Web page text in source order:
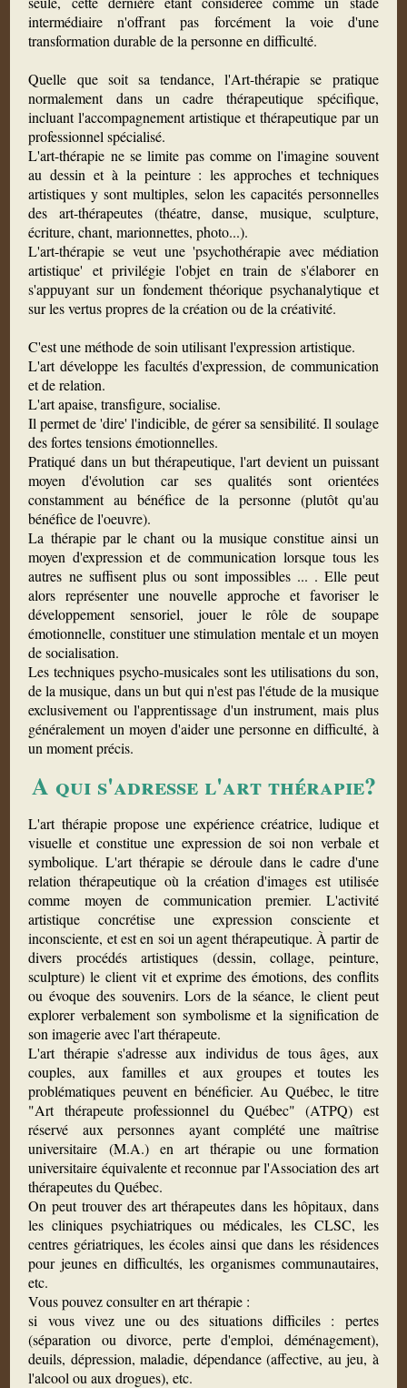
intermédiaire n'offrant pas forcément la voie d'une
transformation durable de la personne en difficulté.
Quelle que soit sa tendance, l'Art-thérapie se pratique
normalement dans un cadre thérapeutique spécifique,
incluant l'accompagnement artistique et thérapeutique par un
professionnel spécialisé.
L'art-thérapie ne se limite pas comme on l'imagine souvent
au dessin et à la peinture : les approches et techniques
artistiques y sont multiples, selon les capacités personnelles
des art-thérapeutes (théatre, danse, musique, sculpture,
écriture, chant, marionnettes, photo...).
L'art-thérapie se veut une 'psychothérapie avec médiation
artistique' et privilégie l'objet en train de s'élaborer en
s'appuyant sur un fondement théorique psychanalytique et
sur les vertus propres de la création ou de la créativité.
C'est une méthode de soin utilisant l'expression artistique.
L'art développe les facultés d'expression, de communication
et de relation.
L'art apaise, transfigure, socialise.
Il permet de 'dire' l'indicible, de gérer sa sensibilité. Il soulage
des fortes tensions émotionnelles.
Pratiqué dans un but thérapeutique, l'art devient un puissant
moyen d'évolution car ses qualités sont orientées
constamment au bénéfice de la personne (plutôt qu'au
bénéfice de l'oeuvre).
La thérapie par le chant ou la musique constitue ainsi un
moyen d'expression et de communication lorsque tous les
autres ne suffisent plus ou sont impossibles ... . Elle peut
alors représenter une nouvelle approche et favoriser le
développement sensoriel, jouer le rôle de soupape
émotionnelle, constituer une stimulation mentale et un moyen
de socialisation.
Les techniques psycho-musicales sont les utilisations du son,
de la musique, dans un but qui n'est pas l'étude de la musique
exclusivement ou l'apprentissage d'un instrument, mais plus
généralement un moyen d'aider une personne en difficulté, à
un moment précis.
A qui s'adresse l'art thérapie?
L'art thérapie propose une expérience créatrice, ludique et
visuelle et constitue une expression de soi non verbale et
symbolique. L'art thérapie se déroule dans le cadre d'une
relation thérapeutique où la création d'images est utilisée
comme moyen de communication premier. L'activité
artistique concrétise une expression consciente et
inconsciente, et est en soi un agent thérapeutique. À partir de
divers procédés artistiques (dessin, collage, peinture,
sculpture) le client vit et exprime des émotions, des conflits
ou évoque des souvenirs. Lors de la séance, le client peut
explorer verbalement son symbolisme et la signification de
son imagerie avec l'art thérapeute.
L'art thérapie s'adresse aux individus de tous âges, aux
couples, aux familles et aux groupes et toutes les
problématiques peuvent en bénéficier. Au Québec, le titre
"Art thérapeute professionnel du Québec" (ATPQ) est
réservé aux personnes ayant complété une maîtrise
universitaire (M.A.) en art thérapie ou une formation
universitaire équivalente et reconnue par l'Association des art
thérapeutes du Québec.
On peut trouver des art thérapeutes dans les hôpitaux, dans
les cliniques psychiatriques ou médicales, les CLSC, les
centres gériatriques, les écoles ainsi que dans les résidences
pour jeunes en difficultés, les organismes communautaires,
etc.
Vous pouvez consulter en art thérapie :
si vous vivez une ou des situations difficiles : pertes
(séparation ou divorce, perte d'emploi, déménagement),
deuils, dépression, maladie, dépendance (affective, au jeu, à
l'alcool ou aux drogues), etc.